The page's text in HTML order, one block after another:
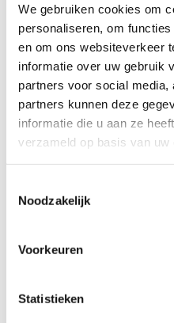
We gebruiken cookies om
personaliseren, om
en om ons websiteverkeer
informatie over uw gebruik
partners voor social
partners kunnen deze
informatie die u aan ze
verzameld op basis van uw
Noodzakelijk
Voorkeuren
Statistieken
Geef aan tot welk
KIES EEN DOMEIN
Jouw vraag